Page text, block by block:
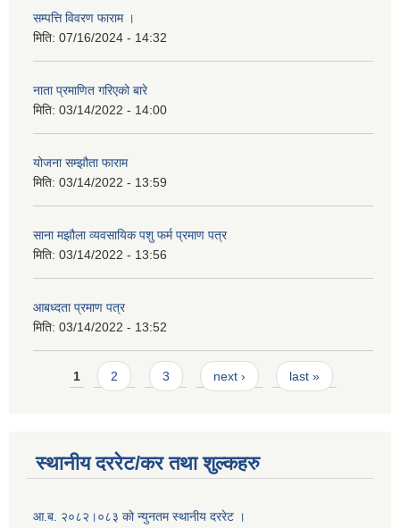
सम्पत्ति विवरण फाराम ।
मिति: 07/16/2024 - 14:32
नाता प्रमाणित गरिएको बारे
मिति: 03/14/2022 - 14:00
योजना सम्झौता फाराम
मिति: 03/14/2022 - 13:59
साना मझौला व्यवसायिक पशु फर्म प्रमाण पत्र
मिति: 03/14/2022 - 13:56
आबध्दता प्रमाण पत्र
मिति: 03/14/2022 - 13:52
Pages
1 2 3 next › last »
स्थानीय दररेट/कर तथा शुल्कहरु
आ.ब. २०८२।०८३ को न्युनतम स्थानीय दररेट ।